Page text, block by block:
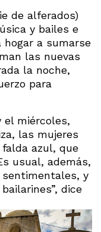
de alferados)
y bailes e
a sumarse
las nuevas
la noche,
para
el miércoles,
las mujeres
azul, que
usual, además,
sentimentales, y
dice